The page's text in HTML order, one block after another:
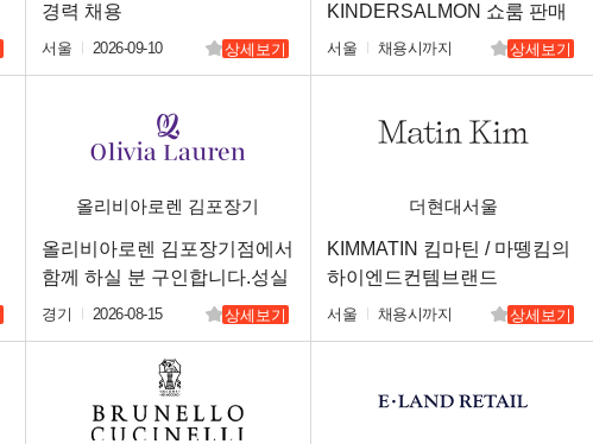
경력 채용
서울 2026-09-10 상세보기
KINDERSALMON 쇼룸 판매
직원 채용
서울 채용시까지 상세보기
올리비아로렌 김포장기
올리비아로렌 김포장기점에서
함께 하실 분 구인합니다.성실
하고 진실된 마음 하나면 됩니
경기 2026-08-15 상세보기
더현대서울
KIMMATIN 킴마틴 / 마뗑킴의
하이엔드컨템브랜드
서울 채용시까지 상세보기